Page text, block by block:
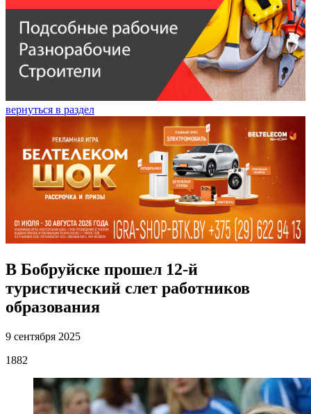
вернуться в раздел
В Бобруйске прошел 12-й
туристический слет работников
образования
9 сентября 2025
1882